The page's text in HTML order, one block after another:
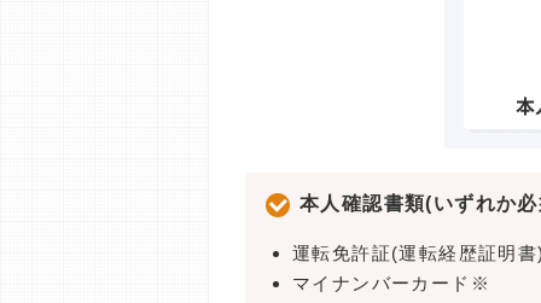
本人確認書類(いずれか
運転免許証(運転経歴証明
マイナンバーカード※